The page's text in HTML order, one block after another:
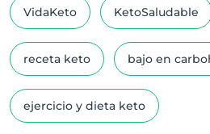
VidaKeto KetoSaludable
receta keto bajo en
ejercicio y dieta keto